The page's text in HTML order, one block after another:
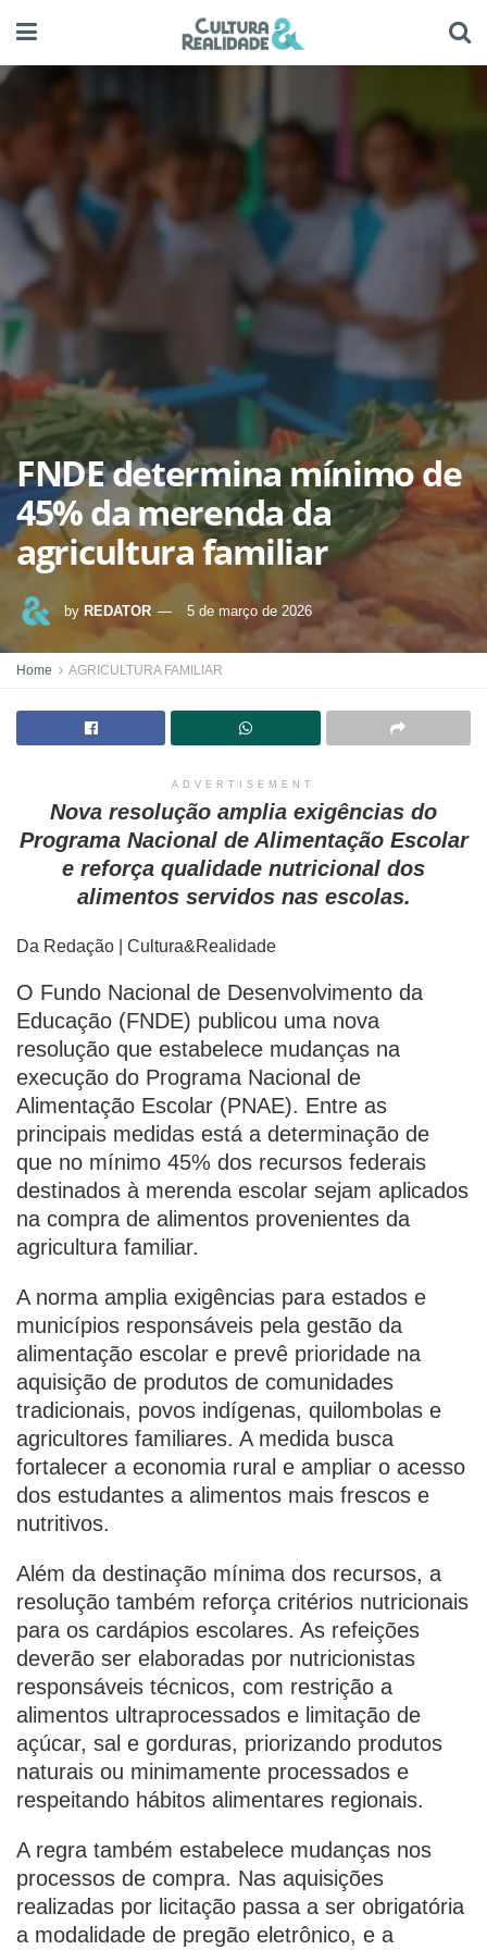
FNDE determina mínimo de
45% da merenda da
agricultura familiar
by REDATOR 5 de março de 2026
Home AGRICULTURA FAMILIAR
ADVERTISEMENT
Nova resolução amplia exigências do
Programa Nacional de Alimentação Escolar
e reforça qualidade nutricional dos
alimentos servidos nas escolas.
Da Redação | Cultura&Realidade
O Fundo Nacional de Desenvolvimento da
Educação (FNDE) publicou uma nova
resolução que estabelece mudanças na
execução do Programa Nacional de
Alimentação Escolar (PNAE). Entre as
principais medidas está a determinação de
que no mínimo 45% dos recursos federais
destinados à merenda escolar sejam aplicados
na compra de alimentos provenientes da
agricultura familiar.
A norma amplia exigências para estados e
municípios responsáveis pela gestão da
alimentação escolar e prevê prioridade na
aquisição de produtos de comunidades
tradicionais, povos indígenas, quilombolas e
agricultores familiares. A medida busca
fortalecer a economia rural e ampliar o acesso
dos estudantes a alimentos mais frescos e
nutritivos.
Além da destinação mínima dos recursos, a
resolução também reforça critérios nutricionais
para os cardápios escolares. As refeições
deverão ser elaboradas por nutricionistas
responsáveis técnicos, com restrição a
alimentos ultraprocessados e limitação de
açúcar, sal e gorduras, priorizando produtos
naturais ou minimamente processados e
respeitando hábitos alimentares regionais.
A regra também estabelece mudanças nos
processos de compra. Nas aquisições
realizadas por licitação passa a ser obrigatória
a modalidade de pregão eletrônico, e a